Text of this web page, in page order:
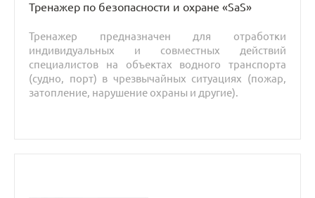
Тренажер по безопасности и охране «SaS»
Тренажер предназначен для отработки
индивидуальных и совместных действий
специалистов на объектах водного транспорта
(судно, порт) в чрезвычайных ситуациях (пожар,
затопление, нарушение охраны и другие).